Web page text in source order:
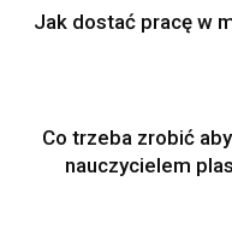
Jak dostać pracę w
Co trzeba zrobić
nauczycielem